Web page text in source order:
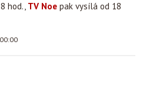
hod., TV Noe pak vysílá od 18